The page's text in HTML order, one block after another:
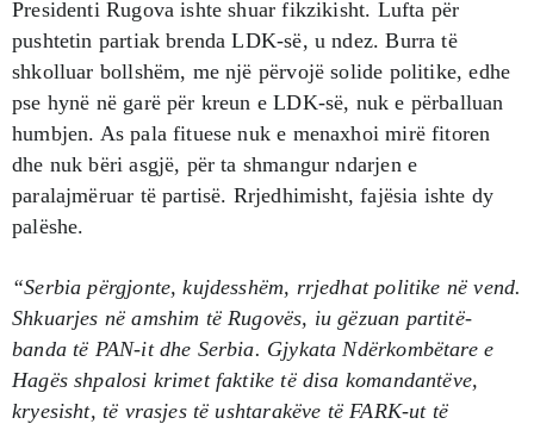
Presidenti Rugova ishte shuar fikzikisht. Lufta për
pushtetin partiak brenda LDK-së, u ndez. Burra të
shkolluar bollshëm, me një përvojë solide politike, edhe
pse hynë në garë për kreun e LDK-së, nuk e përballuan
humbjen. As pala fituese nuk e menaxhoi mirë fitoren
dhe nuk bëri asgjë, për ta shmangur ndarjen e
paralajmëruar të partisë. Rrjedhimisht, fajësia ishte dy
palëshe.
“Serbia përgjonte, kujdesshëm, rrjedhat politike në vend.
Shkuarjes në amshim të Rugovës, iu gëzuan partitë-
banda të PAN-it dhe Serbia. Gjykata Ndërkombëtare e
Hagës shpalosi krimet faktike të disa komandantëve,
kryesisht, të vrasjes të ushtarakëve të FARK-ut të